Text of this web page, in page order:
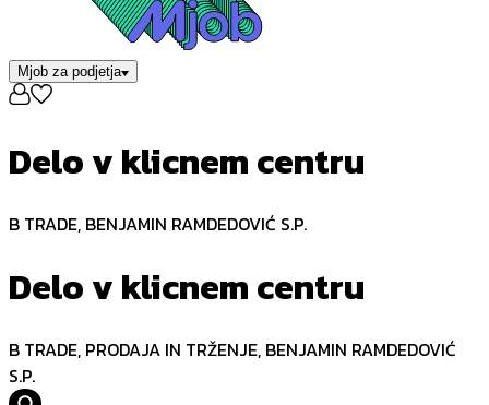
Mjob za podjetja
Delo v klicnem centru
B TRADE, BENJAMIN RAMDEDOVIĆ S.P.
Delo v klicnem centru
B TRADE, PRODAJA IN TRŽENJE, BENJAMIN RAMDEDOVIĆ
S.P.